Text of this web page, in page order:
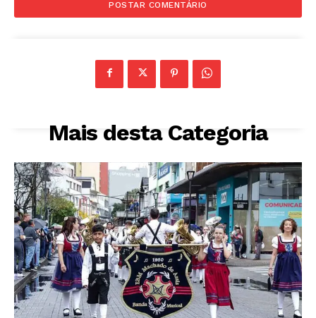
Mais desta Categoria